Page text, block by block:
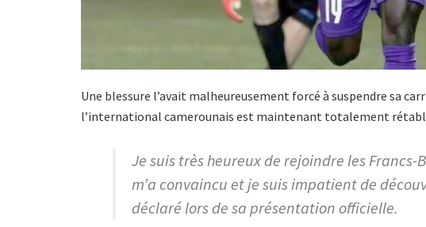
Une blessure l’avait malheureusement forcé à suspendre sa
l’international camerounais est maintenant totalement rétabli
Je suis très heureux de rejoindre les
m’a convaincu et je suis impatient de
déclaré lors de sa présentation officielle.